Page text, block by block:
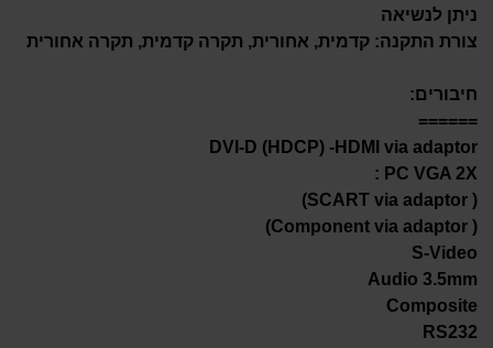
ניתן לנשיאה
צורת התקנה: קדמית, אחורית, תקרה קדמית, תקרה אחורית
חיבורים:
======
DVI-D (HDCP) -HDMI via adaptor
PC VGA 2X :
( SCART via adaptor)
( Component via adaptor)
S-Video
Audio 3.5mm
Composite
RS232